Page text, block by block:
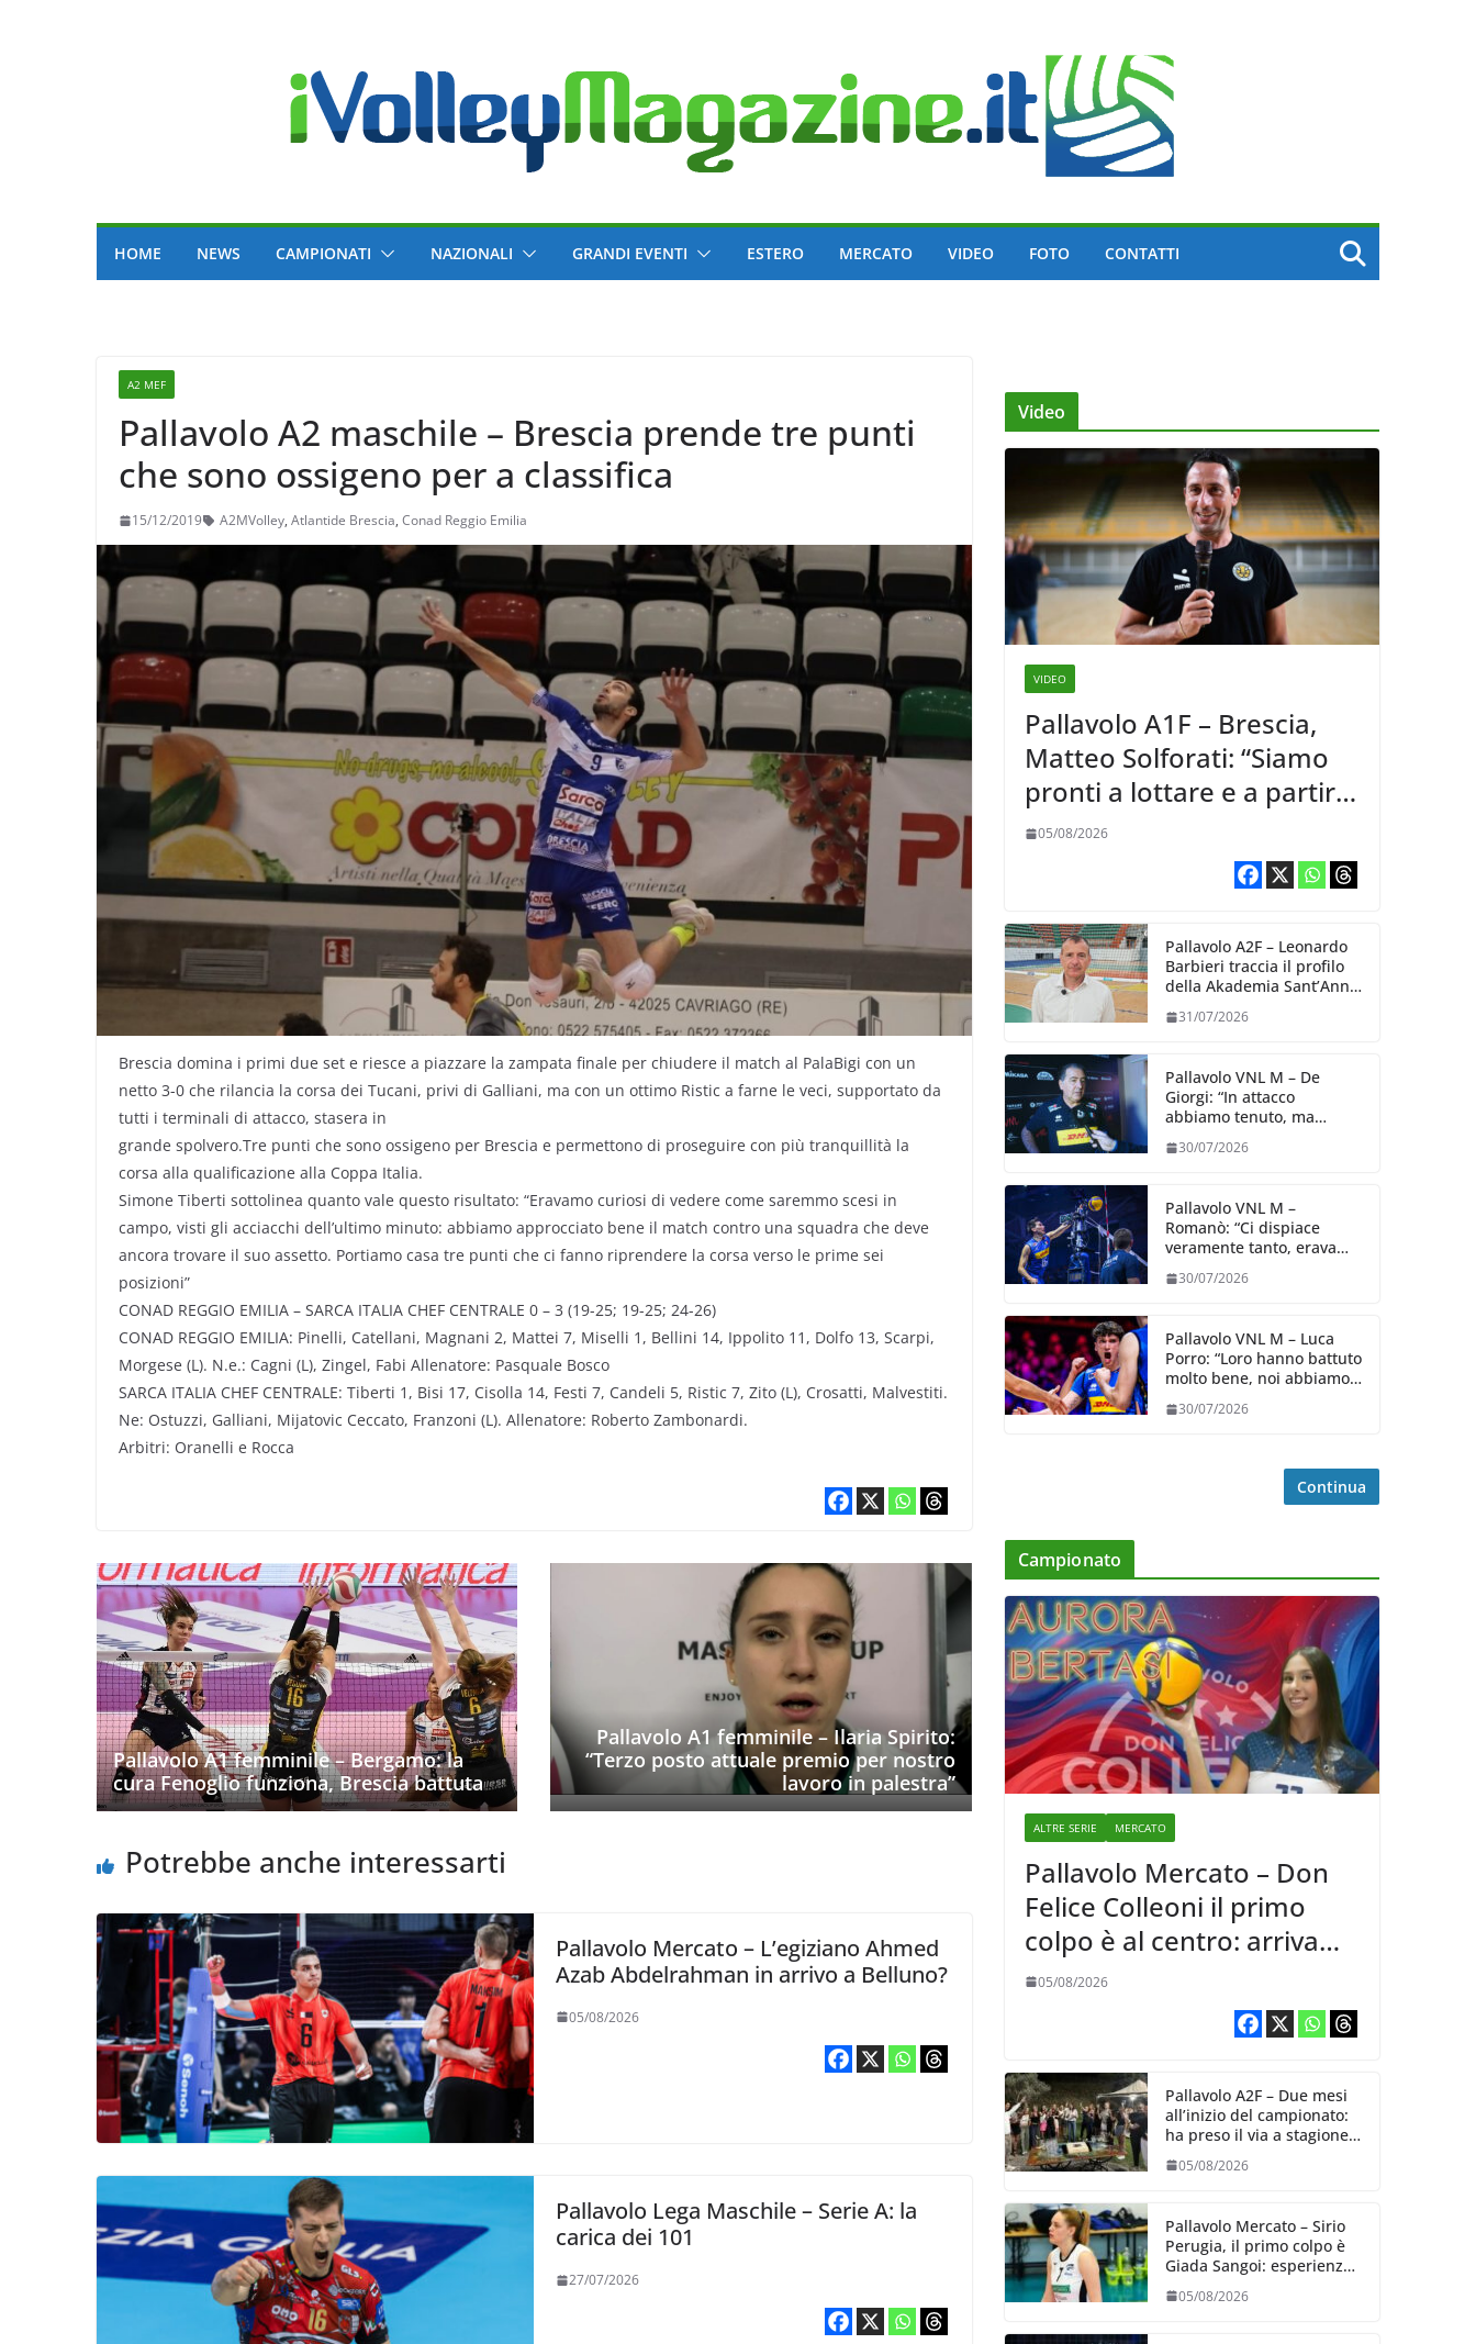
HOME NEWS CAMPIONATI NAZIONALI GRANDI EVENTI ESTERO MERCATO VIDEO FOTO CONTATTI
A2 MEF
Pallavolo A2 maschile – Brescia prende tre punti
che sono ossigeno per a classifica
15/12/2019 A2MVolley, Atlantide Brescia, Conad Reggio Emilia
Brescia domina i primi due set e riesce a piazzare la zampata finale per chiudere il match al PalaBigi con un
netto 3-0 che rilancia la corsa dei Tucani, privi di Galliani, ma con un ottimo Ristic a farne le veci, supportato da
tutti i terminali di attacco, stasera in
grande spolvero.Tre punti che sono ossigeno per Brescia e permettono di proseguire con più tranquillità la
corsa alla qualificazione alla Coppa Italia.
Simone Tiberti sottolinea quanto vale questo risultato: “Eravamo curiosi di vedere come saremmo scesi in
campo, visti gli acciacchi dell’ultimo minuto: abbiamo approcciato bene il match contro una squadra che deve
ancora trovare il suo assetto. Portiamo casa tre punti che ci fanno riprendere la corsa verso le prime sei
posizioni”
CONAD REGGIO EMILIA – SARCA ITALIA CHEF CENTRALE 0 – 3 (19-25; 19-25; 24-26)
CONAD REGGIO EMILIA: Pinelli, Catellani, Magnani 2, Mattei 7, Miselli 1, Bellini 14, Ippolito 11, Dolfo 13, Scarpi,
Morgese (L). N.e.: Cagni (L), Zingel, Fabi Allenatore: Pasquale Bosco
SARCA ITALIA CHEF CENTRALE: Tiberti 1, Bisi 17, Cisolla 14, Festi 7, Candeli 5, Ristic 7, Zito (L), Crosatti, Malvestiti.
Ne: Ostuzzi, Galliani, Mijatovic Ceccato, Franzoni (L). Allenatore: Roberto Zambonardi.
Arbitri: Oranelli e Rocca
Pallavolo A1 femminile – Bergamo: la
cura Fenoglio funziona, Brescia battuta
Pallavolo A1 femminile – Ilaria Spirito:
“Terzo posto attuale premio per nostro
lavoro in palestra”
Potrebbe anche interessarti
Pallavolo Mercato – L’egiziano Ahmed
Azab Abdelrahman in arrivo a Belluno?
05/08/2026
Pallavolo Lega Maschile – Serie A: la
carica dei 101
27/07/2026
Video
VIDEO
Pallavolo A1F – Brescia,
Matteo Solforati: “Siamo
pronti a lottare e a partire
carichi sin dal primo
05/08/2026
Pallavolo A2F – Leonardo
Barbieri traccia il profilo
della Akademia Sant’Anna
31/07/2026
Pallavolo VNL M – De
Giorgi: “In attacco
abbiamo tenuto, ma
dalla prestazione in
30/07/2026
Pallavolo VNL M –
Romanò: “Ci dispiace
veramente tanto, eravamo
impareremo”
30/07/2026
Pallavolo VNL M – Luca
Porro: “Loro hanno battuto
molto bene, noi abbiamo
spunto su cui lavorare e
30/07/2026
Continua
Campionato
ALTRE SERIE MERCATO
Pallavolo Mercato – Don
Felice Colleoni il primo
colpo è al centro: arriva
Aurora Bertasi
05/08/2026
Pallavolo A2F – Due mesi
all’inizio del campionato:
ha preso il via a stagione
delle Black Angels
05/08/2026
Pallavolo Mercato – Sirio
Perugia, il primo colpo è
Giada Sangoi: esperienza
e talento in attacco
05/08/2026